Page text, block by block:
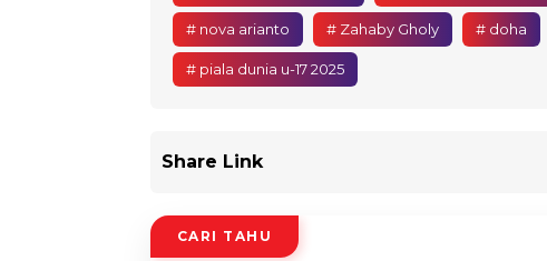
# nova arianto # Zahaby Gholy # doha
# piala dunia u-17 2025
Share Link
CARI TAHU